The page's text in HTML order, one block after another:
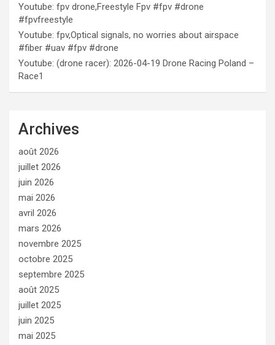
Youtube: fpv drone,Freestyle Fpv #fpv #drone
#fpvfreestyle
Youtube: fpv,Optical signals, no worries about airspace
#fiber #uav #fpv #drone
Youtube: (drone racer): 2026-04-19 Drone Racing Poland –
Race1
Archives
août 2026
juillet 2026
juin 2026
mai 2026
avril 2026
mars 2026
novembre 2025
octobre 2025
septembre 2025
août 2025
juillet 2025
juin 2025
mai 2025